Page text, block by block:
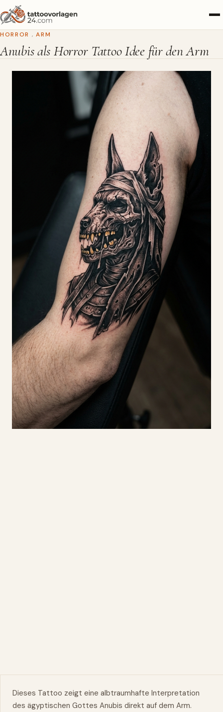
HORROR , ARM
Anubis als Horror Tattoo Idee für den Arm
Dieses Tattoo zeigt eine albtraumhafte Interpretation
des ägyptischen Gottes Anubis direkt auf dem Arm.